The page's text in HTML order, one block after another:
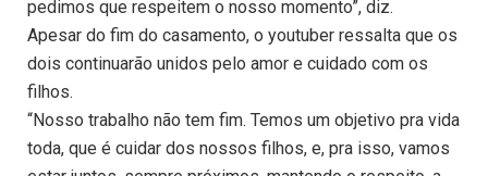
pedimos que respeitem o nosso momento”, diz.
Apesar do fim do casamento, o youtuber ressalta que os
dois continuarão unidos pelo amor e cuidado com os
filhos.
“Nosso trabalho não tem fim. Temos um objetivo pra vida
toda, que é cuidar dos nossos filhos, e, pra isso, vamos